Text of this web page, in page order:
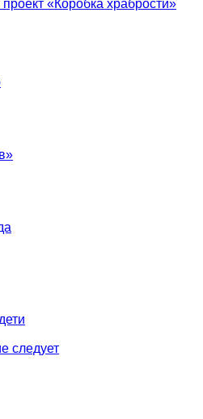
«Коробка храбрости»
следует